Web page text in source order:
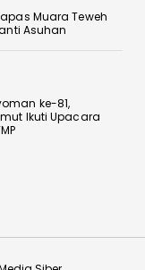
Muara Teweh
Asuhan
ke-81,
Ikuti Upacara